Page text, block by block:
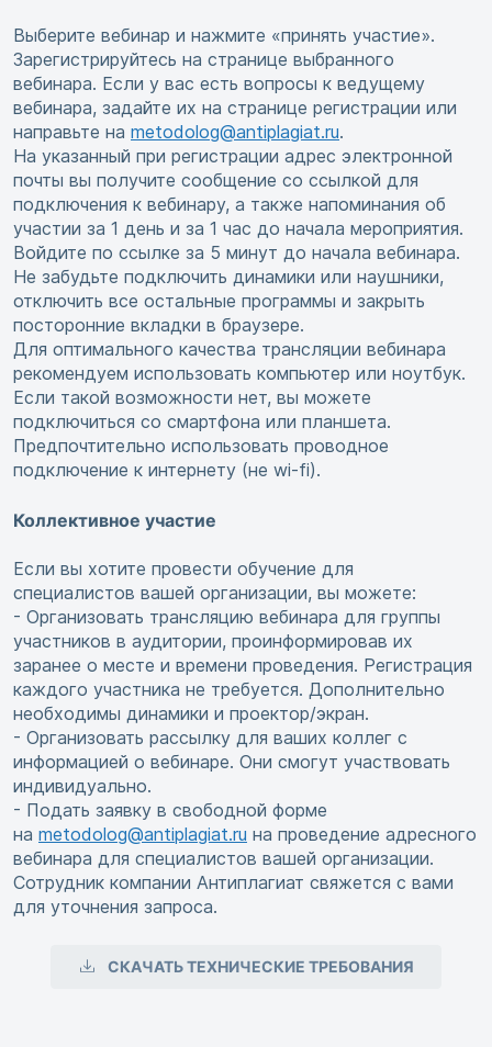
Выберите вебинар и нажмите «принять участие».
Зарегистрируйтесь на странице выбранного
вебинара. Если у вас есть вопросы к ведущему
вебинара, задайте их на странице регистрации или
направьте на metodolog@antiplagiat.ru.
На указанный при регистрации адрес электронной
почты вы получите сообщение со ссылкой для
подключения к вебинару, а также напоминания об
участии за 1 день и за 1 час до начала мероприятия.
Войдите по ссылке за 5 минут до начала вебинара.
Не забудьте подключить динамики или наушники,
отключить все остальные программы и закрыть
посторонние вкладки в браузере.
Для оптимального качества трансляции вебинара
рекомендуем использовать компьютер или ноутбук.
Если такой возможности нет, вы можете
подключиться со смартфона или планшета.
Предпочтительно использовать проводное
подключение к интернету (не wi-fi).
Коллективное участие
Если вы хотите провести обучение для
специалистов вашей организации, вы можете:
- Организовать трансляцию вебинара для группы
участников в аудитории, проинформировав их
заранее о месте и времени проведения. Регистрация
каждого участника не требуется. Дополнительно
необходимы динамики и проектор/экран.
- Организовать рассылку для ваших коллег с
информацией о вебинаре. Они смогут участвовать
индивидуально.
- Подать заявку в свободной форме
на metodolog@antiplagiat.ru на проведение адресного
вебинара для специалистов вашей организации.
Сотрудник компании Антиплагиат свяжется с вами
для уточнения запроса.
СКАЧАТЬ ТЕХНИЧЕСКИЕ ТРЕБОВАНИЯ